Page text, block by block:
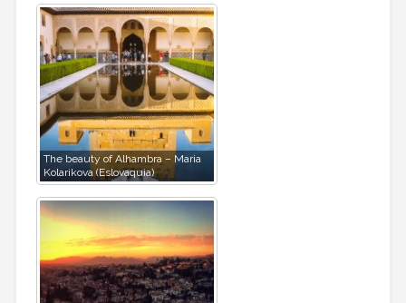
The beauty of Alhambra – Maria
Kolarikova (Eslovaquia)